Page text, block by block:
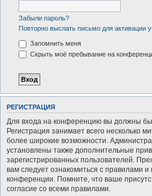
Забыли пароль?
Повторно выслать письмо для активации
Запомнить меня
Скрыть моё пребывание на
РЕГИСТРАЦИЯ
Для входа на конференцию вы должны
Регистрация занимает всего несколько
более широкие возможности.
установлены также дополнительные
зарегистрированных пользователей.
вам следует ознакомиться с правилами
конференции. Помните, что ваше
согласие со всеми правилами.